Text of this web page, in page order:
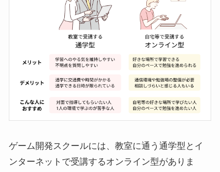
ゲーム開発スクールには、教室に通う通学型とイ
ンターネットで受講するオンライン型がありま